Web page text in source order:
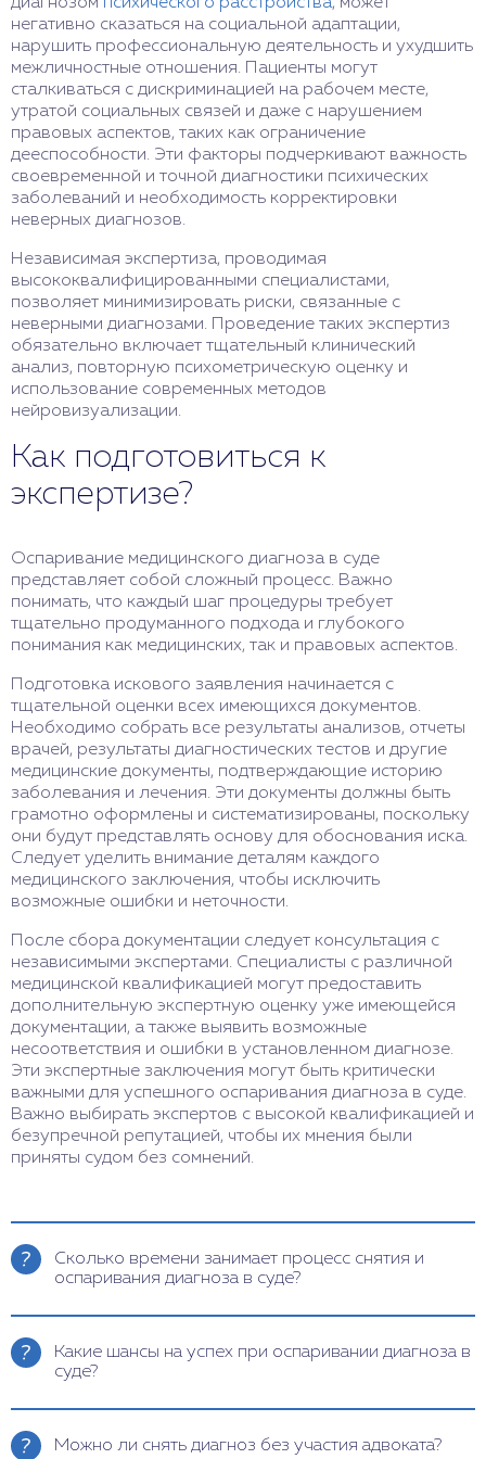
негативно сказаться на социальной адаптации,
нарушить профессиональную деятельность и ухудшить
межличностные отношения. Пациенты могут
сталкиваться с дискриминацией на рабочем месте,
утратой социальных связей и даже с нарушением
правовых аспектов, таких как ограничение
дееспособности. Эти факторы подчеркивают важность
своевременной и точной диагностики психических
заболеваний и необходимость корректировки
неверных диагнозов.
Независимая экспертиза, проводимая
высококвалифицированными специалистами,
позволяет минимизировать риски, связанные с
неверными диагнозами. Проведение таких экспертиз
обязательно включает тщательный клинический
анализ, повторную психометрическую оценку и
использование современных методов
нейровизуализации.
Как подготовиться к
экспертизе?
Оспаривание медицинского диагноза в суде
представляет собой сложный процесс. Важно
понимать, что каждый шаг процедуры требует
тщательно продуманного подхода и глубокого
понимания как медицинских, так и правовых аспектов.
Подготовка искового заявления начинается с
тщательной оценки всех имеющихся документов.
Необходимо собрать все результаты анализов, отчеты
врачей, результаты диагностических тестов и другие
медицинские документы, подтверждающие историю
заболевания и лечения. Эти документы должны быть
грамотно оформлены и систематизированы, поскольку
они будут представлять основу для обоснования иска.
Следует уделить внимание деталям каждого
медицинского заключения, чтобы исключить
возможные ошибки и неточности.
После сбора документации следует консультация с
независимыми экспертами. Специалисты с различной
медицинской квалификацией могут предоставить
дополнительную экспертную оценку уже имеющейся
документации, а также выявить возможные
несоответствия и ошибки в установленном диагнозе.
Эти экспертные заключения могут быть критически
важными для успешного оспаривания диагноза в суде.
Важно выбирать экспертов с высокой квалификацией и
безупречной репутацией, чтобы их мнения были
приняты судом без сомнений.
Сколько времени занимает процесс снятия и
оспаривания диагноза в суде?
Процесс может занимать от нескольких месяцев
доказательств, также необходимы медицинские
заключения от независимых экспертов. Подача
решение может затянуться на 1-2 года.
Какие шансы на успех при оспаривании диагноза в
суде?
Шансы зависят от качества доказательств,
словам адвоката Алексея Борисова, успешны
Можно ли снять диагноз без участия адвоката?